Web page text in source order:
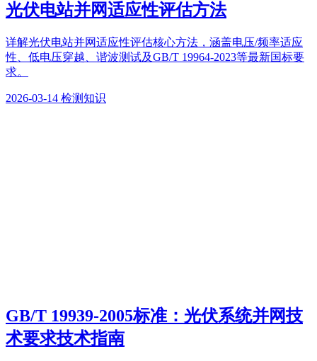
光伏电站并网适应性评估方法
详解光伏电站并网适应性评估核心方法，涵盖电压/频率适应
性、低电压穿越、谐波测试及GB/T 19964-2023等最新国标要
求。
2026-03-14 检测知识
GB/T 19939-2005标准：光伏系统并网技
术要求技术指南